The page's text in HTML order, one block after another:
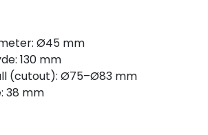
Ø45 mm
130 mm
(cutout): Ø75–Ø83 mm
38 mm